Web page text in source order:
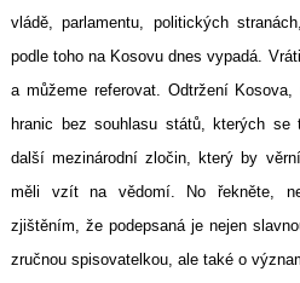
vládě, parlamentu, politických
podle toho na Kosovu dnes vypadá.
a můžeme referovat. Odtržení
hranic bez souhlasu států, kterých
další mezinárodní zločin, který by
měli vzít na vědomí. No řekněte,
zjištěním, že podepsaná je nejen
zručnou spisovatelkou, ale také o